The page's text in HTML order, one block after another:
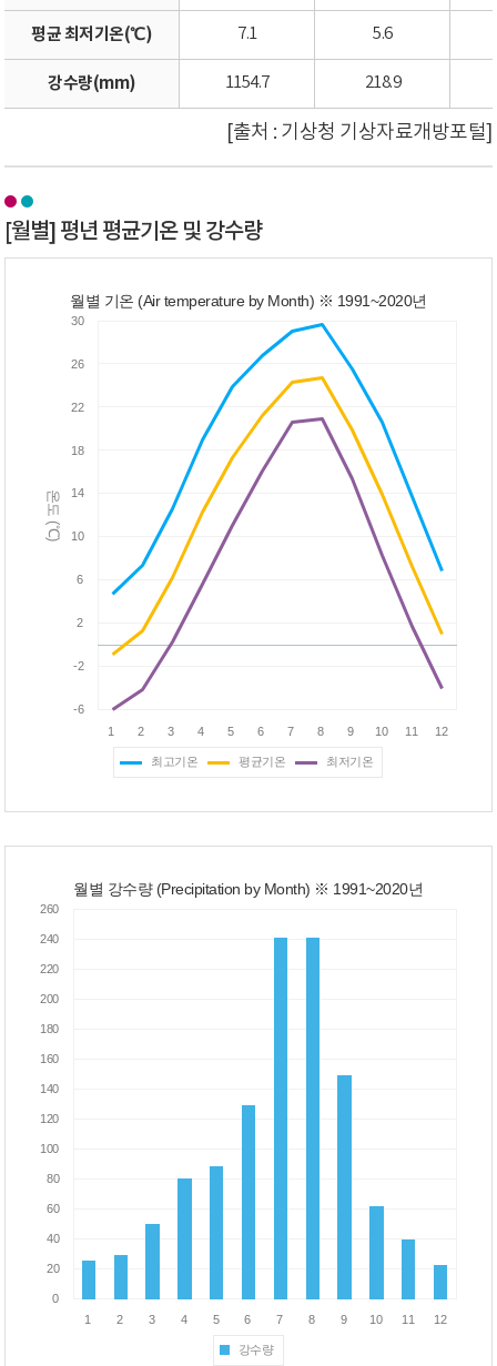
평균 최저기온(℃) 7.1 5.6
강수량(mm) 1154.7 218.9
[출처 : 기상청 기상자료개방포털]
[월별] 평년 평균기온 및 강수량
월별 기온 (Air temperature by Month) ※ 1991~2020년
최고기온 평균기온 최저기온
월별 강수량 (Precipitation by Month) ※ 1991~2020년
강수량